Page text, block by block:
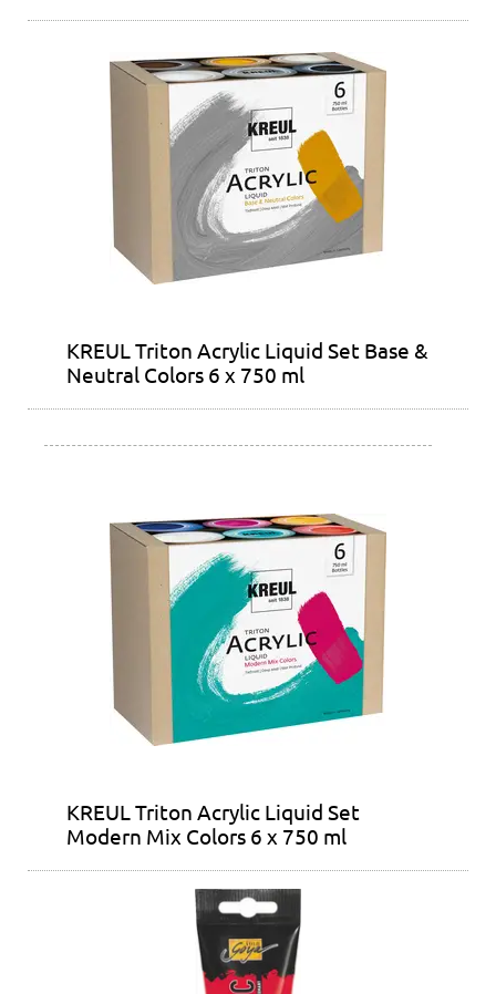
KREUL Triton Acrylic Liquid Set Base &
Neutral Colors 6 x 750 ml
KREUL Triton Acrylic Liquid Set
Modern Mix Colors 6 x 750 ml